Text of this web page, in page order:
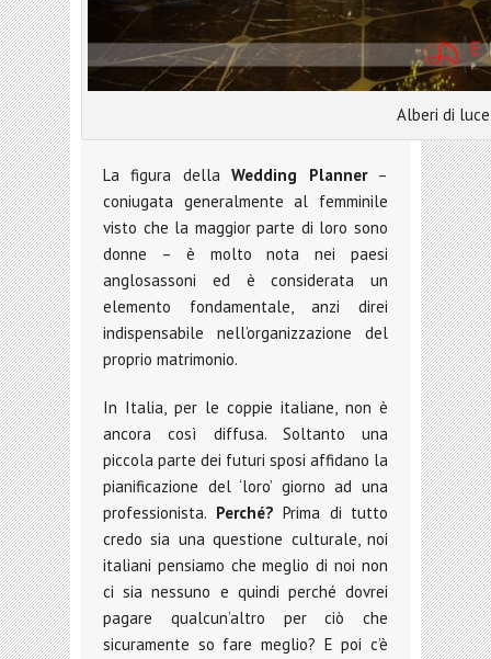
Alberi di
La figura dellaWedding Planner–
coniugata generalmente al femminile
visto che la maggior parte di loro sono
donne – è molto nota nei paesi
anglosassoni ed è considerata un
elemento fondamentale, anzi direi
indispensabile nell’organizzazione del
proprio matrimonio.
In Italia, per le coppie italiane, non è
ancora così diffusa. Soltanto una
piccola parte dei futuri sposi affidano la
pianificazione del ‘loro’ giorno ad una
professionista. Perché? Prima di tutto
credo sia una questione culturale, noi
italiani pensiamo che meglio di noi non
ci sia nessuno e quindi perché dovrei
pagare qualcun’altro per ciò che
sicuramente so fare meglio? E poi c’è